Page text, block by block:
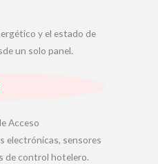
y el estado de
un solo panel.
Acceso
electrónicas, sensores
de control hotelero.